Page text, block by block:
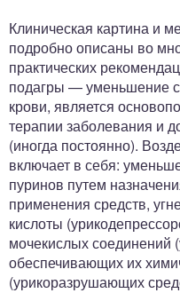
Клиническая картина и
подробно описаны во
практических
подагры — уменьшение
крови, является
терапии заболевания и
(иногда постоянно).
включает в себя:
пуринов путем
применения средств,
кислоты
мочекислых соединений
обеспечивающих их
(урикоразрушающих